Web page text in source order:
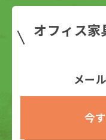
オフィス家
メー
今